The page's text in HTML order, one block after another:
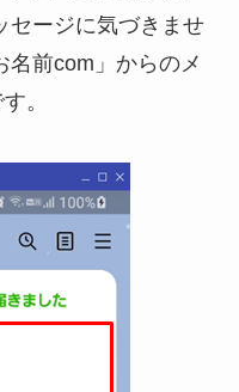
セージに気づきませ
名前com」からのメ
。